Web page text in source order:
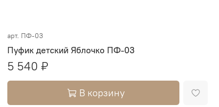
арт. ПФ-03
Пуфик детский Яблочко ПФ-03
5 540 ₽
В корзину